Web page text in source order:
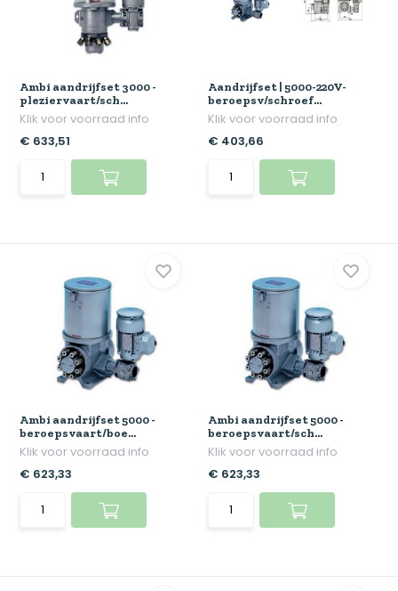
Ambi aandrijfset 3000 -
pleziervaart/sch...
Klik voor voorraad info
€ 633,51
Aandrijfset | 5000-220V-
beroepsv/schroef...
Klik voor voorraad info
€ 403,66
Ambi aandrijfset 5000 -
beroepsvaart/boe...
Klik voor voorraad info
€ 623,33
Ambi aandrijfset 5000 -
beroepsvaart/sch...
Klik voor voorraad info
€ 623,33